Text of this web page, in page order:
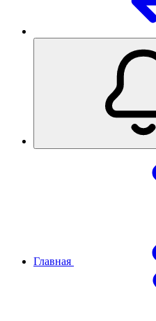
Главная